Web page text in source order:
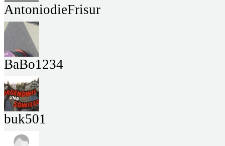
AntoniodieFrisur
BaBo1234
buk501